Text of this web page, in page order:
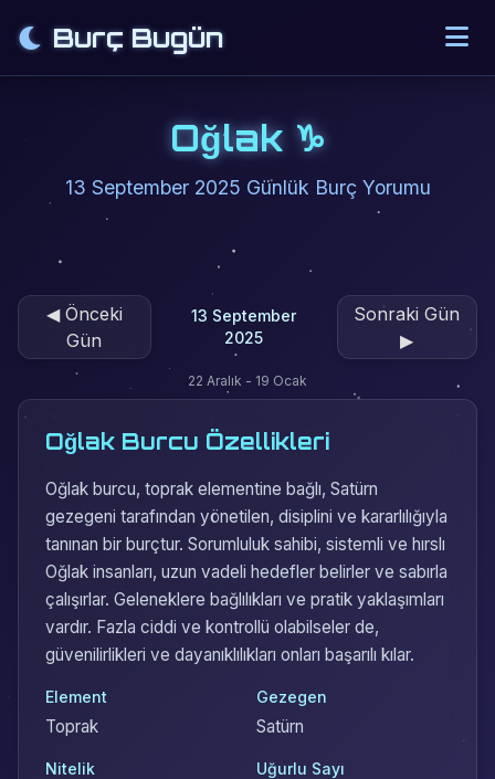
Burç Bugün
Oğlak ♑
13 September 2025 Günlük Burç Yorumu
◀Önceki
Gün
13 September
2025
Sonraki Gün
▶
22 Aralık - 19 Ocak
Oğlak Burcu Özellikleri
Oğlak burcu, toprak elementine bağlı, Satürn
gezegeni tarafından yönetilen, disiplini ve kararlılığıyla
tanınan bir burçtur. Sorumluluk sahibi, sistemli ve hırslı
Oğlak insanları, uzun vadeli hedefler belirler ve sabırla
çalışırlar. Geleneklere bağlılıkları ve pratik yaklaşımları
vardır. Fazla ciddi ve kontrollü olabilseler de,
güvenilirlikleri ve dayanıklılıkları onları başarılı kılar.
Element
Toprak
Gezegen
Satürn
Nitelik Uğurlu Sayı